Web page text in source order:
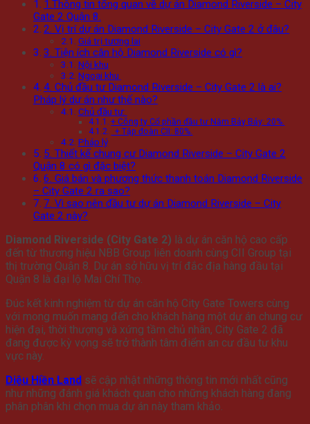
1.Thông tin tổng quan về dự án Diamond Riverside – City
Gate 2 Quận 8.
2. Vị trí dự án Diamond Riverside – City Gate 2 ở đâu?
Giá trị tương lai
3. Tiện ích căn hộ Diamond Riverside có gì?
Nội khu
Ngoại khu
4. Chủ đầu tư Diamond Riverside – City Gate 2 là ai?
Pháp lý dự án như thế nào?
Chủ đầu tư:
+ Công ty Cổ phần đầu tư Năm Bảy Bảy: 20%.
+ Tập đoàn CII: 80%.
Pháp lý
5. Thiết kế chung cư Diamond Riverside – City Gate 2
Quận 8 có gì đặc biệt?
6. Giá bán và phương thức thanh toán Diamond Riverside
– City Gate 2 ra sao?
7. Vì sao nên đầu tư dự án Diamond Riverside – City
Gate 2 này?
Diamond Riverside (City Gate 2) là dự án căn hộ cao cấp
đến từ thương hiệu NBB Group liên doanh cùng CII Group tại
thị trường Quận 8. Dự án sở hữu vị trí đắc địa hàng đầu tại
Quận 8 là đại lộ Mai Chí Thọ.
Đúc kết kinh nghiệm từ dự án căn hộ City Gate Towers cùng
với mong muốn mang đến cho khách hàng một dự án chung cư
hiện đại, thời thượng và xứng tầm chủ nhân, City Gate 2 đã
đang được kỳ vọng sẽ trở thành tâm điểm an cư đầu tư khu
vực này.
Diệu Hiền Land sẽ cập nhật những thông tin mới nhất cũng
như những đánh giá khách quan cho những khách hàng đang
phân phân khi chọn mua dự án này tham khảo.